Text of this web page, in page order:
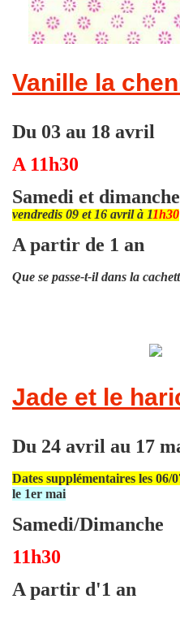
Vanille la
Du 03 au 18 avril
A 11h30
Samedi et
vendredis 09 et 16 avril à 11h30
A partir de 1 an
Que se passe-t-il dans la
Jade et le
Du 24 avril au 17
Dates supplémentaires les 06/
le 1er mai
Samedi/Dimanche
11h30
A partir d'1 an